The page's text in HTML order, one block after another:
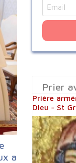
a
Prier
Prière
Dieu - St